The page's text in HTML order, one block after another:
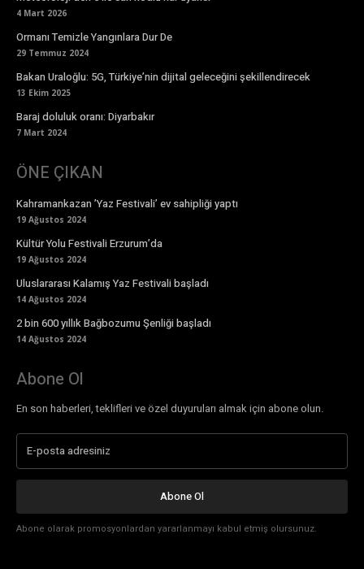
4 Mart 2026
Ormanı Temizle Yangınlara Dur De
29 Temmuz 2024
Bakan Uraloğlu: 5G, Türkiye’nin dijital geleceğini şekillendirecek
13 Ekim 2025
Baraj doluluk oranı: Diyarbakır
7 Mart 2024
ÖNE ÇIKAN
Kahramankazan ’Yaz Festivali’ ev sahipliği yaptı
19 Ağustos 2024
Kültür Yolu Festivali Erzurum’da
19 Ağustos 2024
Uluslararası Kalamış Yaz Festivali başladı
14 Ağustos 2024
2 bin 600 yıllık Bağbozumu Şenliği başladı
14 Ağustos 2024
Abone Ol
En son haberleri, teklifleri ve özel duyuruları almak için abone olun.
Abone Ol
Abone olarak promosyonlardan yararlanmayı kabul etmiş olursunuz.